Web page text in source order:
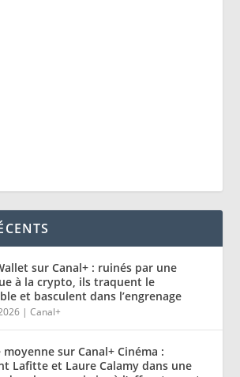
sur Canal+ : ruinés par une
à la crypto, ils traquent le
et basculent dans l’engrenage
|Canal+
moyenne sur Canal+ Cinéma :
Lafitte et Laure Calamy dans une